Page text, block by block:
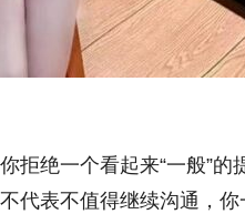
拒绝一个看起来“一般”
代表不值得继续沟通，